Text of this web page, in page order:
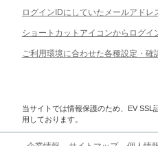
ログインIDにしていたメールアドレ
ショートカットアイコンからログイ
ご利用環境に合わせた各種設定・確
当サイトでは情報保護のため、EV SSL
用しております。